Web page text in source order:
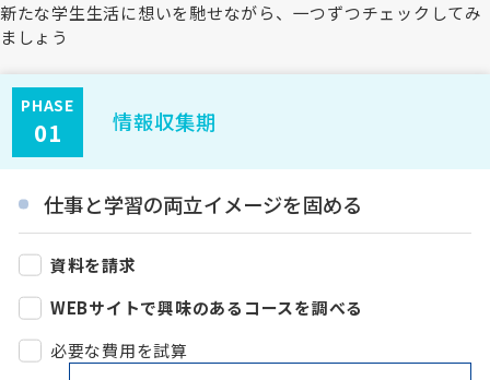
新たな学生生活に想いを馳せながら、一つずつチェックしてみ
ましょう
PHASE
01 情報収集期
仕事と学習の両立イメージを固める
資料を請求
WEBサイトで興味のあるコースを調べる
必要な費用を試算